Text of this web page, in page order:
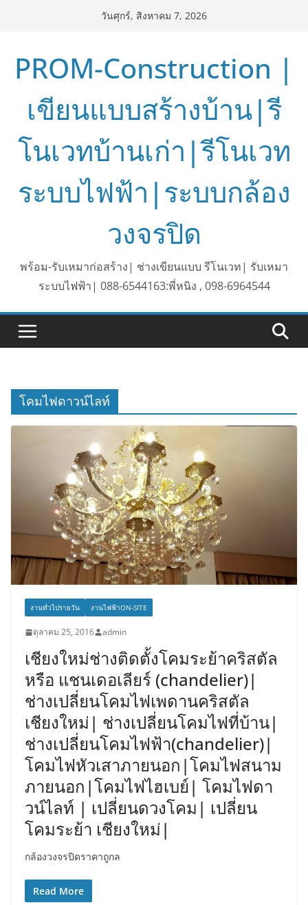
วันศุกร์, สิงหาคม 7, 2026
PROM-Construction |
เขียนแบบสร้างบ้าน|รี
โนเวทบ้านเก่า|รีโนเวท
ระบบไฟฟ้า|ระบบกล้อง
วงจรปิด
พร้อม-รับเหมาก่อสร้าง| ช่างเขียนแบบ รีโนเวท| รับเหมา
ระบบไฟฟ้า| 088-6544163:พี่หนิง , 098-6964544
โคมไฟดาวน์ไลท์
งานทั่วไปรายวัน งานไฟฟ้าON-SITE
ตุลาคม 25, 2016 admin
เชียงใหม่ช่างติดตั้งโคมระย้าคริสตัล
หรือ แชนเดอเลียร์ (chandelier)|
ช่างเปลี่ยนโคมไฟเพดานคริสตัล
เชียงใหม่| ช่างเปลี่ยนโคมไฟที่บ้าน|
ช่างเปลี่ยนโคมไฟฟ้า(chandelier)|
โคมไฟหัวเสาภายนอก|โคมไฟสนาม
ภายนอก|โคมไฟไฮเบย์| โคมไฟดา
วน์ไลท์ | เปลี่ยนดวงโคม| เปลี่ยน
โคมระย้า เชียงใหม่|
กล้องวงจรปิดราคาถูกล
Read More